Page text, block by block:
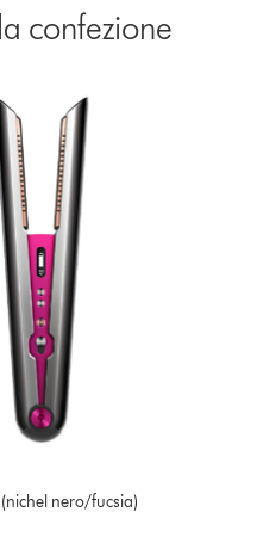
confezione
nero/fucsia)